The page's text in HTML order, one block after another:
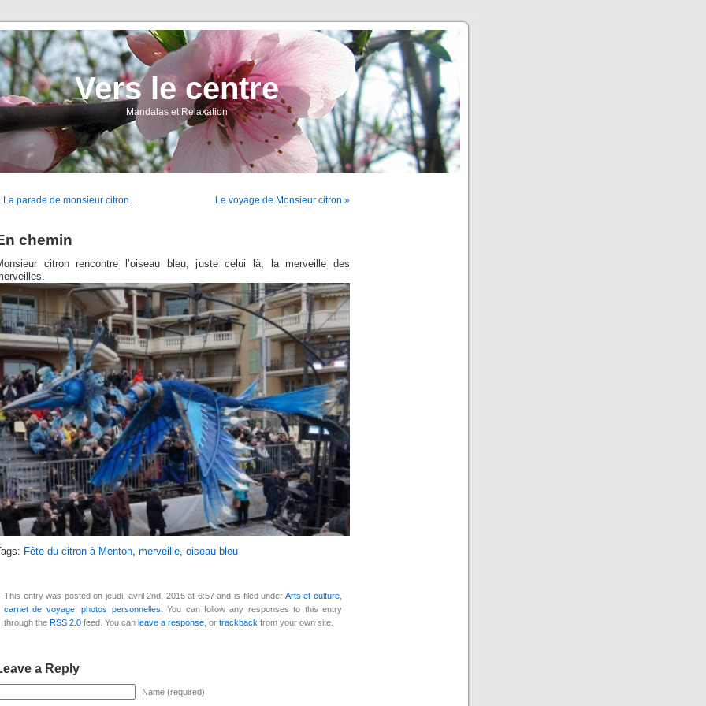
Vers le centre
Mandalas et Relaxation
La parade de monsieur citron… Le voyage de Monsieur citron »
chemin
citron rencontre l’oiseau bleu, juste celui là, la merveille des
Fête du citron à Menton, merveille, oiseau bleu
This entry was posted on jeudi, avril 2nd, 2015 at 6:57 and is filed under Arts et culture
carnet de voyage,photos personnelles . You can follow any responses to this entry
through the RSS 2.0 feed. You can leave a response , or trackback from your own site.
a Reply
Name (required)